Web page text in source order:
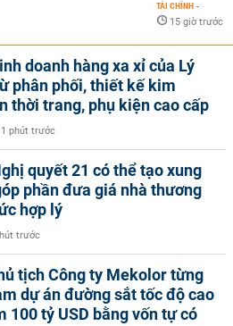
TÀI CHÍNH -
15 giờ trước
doanh hàng xa xỉ của Lý
phân phối, thiết kế kim
thời trang, phụ kiện cao cấp
1 phút trước
quyết 21 có thể tạo xung
phần đưa giá nhà thương
hợp lý
trước
tịch Công ty Mekolor từng
dự án đường sắt tốc độ cao
100 tỷ USD bằng vốn tự có